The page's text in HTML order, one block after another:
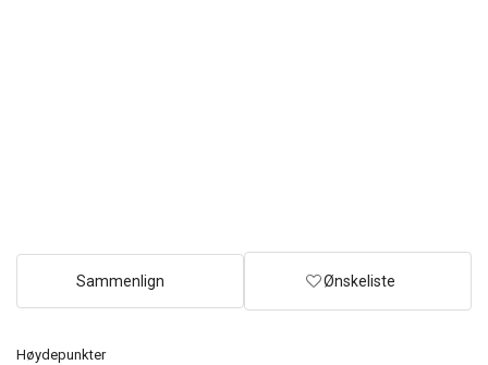
Høydepunkter
Sammenlign Ønskeliste